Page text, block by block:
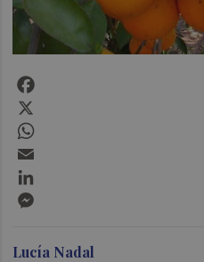
Lucía Nadal